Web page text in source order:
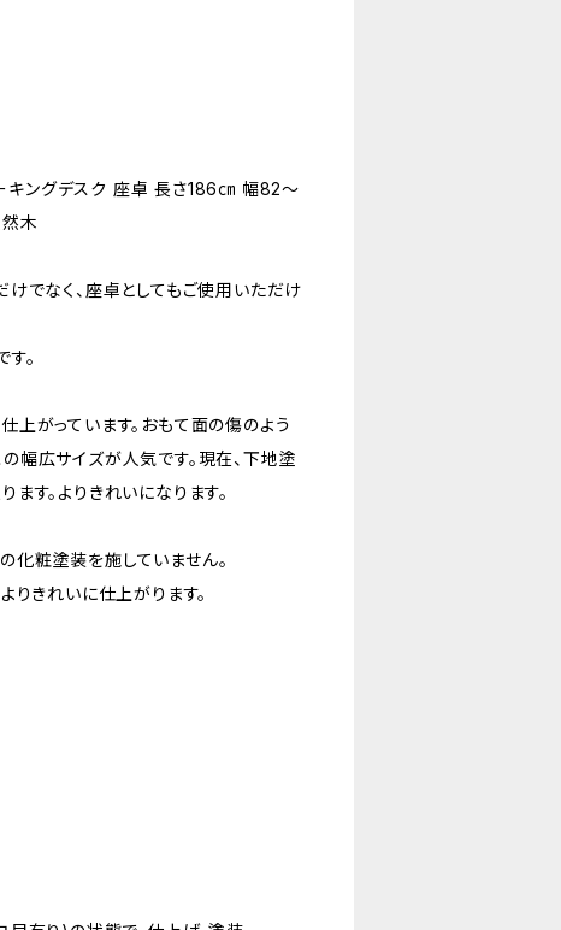
キングデスク 座卓 長さ186㎝ 幅82～
木
けでなく、座卓としてもご使用いただけ
。
上がっています。おもて面の傷のよう
幅広サイズが人気です。現在、下地塗
す。よりきれいになります。
化粧塗装を施していません。
りきれいに仕上がります。